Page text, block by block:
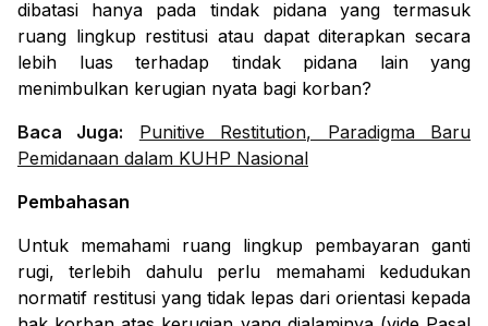
dibatasi hanya pada tindak pidana yang termasuk
ruang lingkup restitusi atau dapat diterapkan secara
lebih luas terhadap tindak pidana lain yang
menimbulkan kerugian nyata bagi korban?
Baca Juga:
Punitive Restitution, Paradigma Baru
Pemidanaan dalam KUHP Nasional
Pembahasan
Untuk memahami ruang lingkup pembayaran ganti
rugi, terlebih dahulu perlu memahami kedudukan
normatif restitusi yang tidak lepas dari orientasi kepada